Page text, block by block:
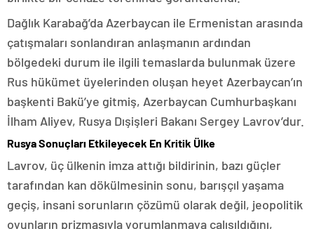
Dağlık Karabağ’da Azerbaycan ile Ermenistan arasında
çatışmaları sonlandıran anlaşmanın ardından
bölgedeki durum ile ilgili temaslarda bulunmak üzere
Rus hükümet üyelerinden oluşan heyet Azerbaycan’ın
başkenti Bakü’ye gitmiş, Azerbaycan Cumhurbaşkanı
İlham Aliyev, Rusya Dışişleri Bakanı Sergey Lavrov’dur.
Rusya Sonuçları Etkileyecek En Kritik Ülke
Lavrov, üç ülkenin imza attığı bildirinin, bazı güçler
tarafından kan dökülmesinin sonu, barışçıl yaşama
geçiş, insani sorunların çözümü olarak değil, jeopolitik
oyunların prizmasıyla yorumlanmaya çalışıldığını,